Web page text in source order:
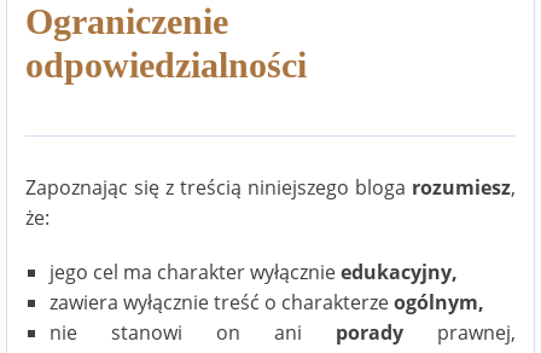
Ograniczenie
odpowiedzialności
Zapoznając się z treścią niniejszego bloga rozumiesz,
że:
jego cel ma charakter wyłącznieedukacyjny,
zawiera wyłącznie treść o charakterzeogólnym,
nie stanowi on ani porady prawnej,